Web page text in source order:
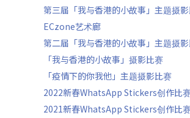
第三届「我与香港的小故事」主题摄
ECzone艺术廊
第二届「我与香港的小故事」主题摄
「我与香港的小故事」摄影比赛
「疫情下的你我他」主题摄影比赛
2022新春WhatsApp Stickers创作比
2021新春WhatsApp Stickers创作比